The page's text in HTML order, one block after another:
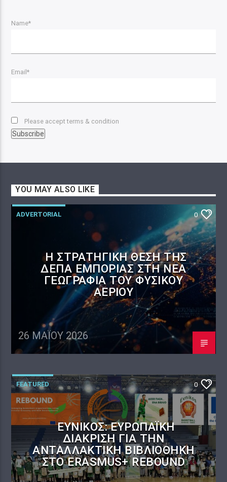
Name*
Email*
Please accept terms & condition
YOU MAY ALSO LIKE
ADVERTORIAL 0
Η ΣΤΡΑΤΗΓΙΚΉ ΘΈΣΗ ΤΗΣ
ΔΕΠΑ ΕΜΠΟΡΊΑΣ ΣΤΗ ΝΈΑ
ΓΕΩΓΡΑΦΊΑ ΤΟΥ ΦΥΣΙΚΟΎ
ΑΕΡΊΟΥ
26 ΜΑΪ́ΟΥ 2026
FEATURED 0
ΕΎΝΙΚΟΣ: ΕΥΡΩΠΑΪΚΉ
ΔΙΆΚΡΙΣΗ ΓΙΑ ΤΗΝ
ΑΝΤΑΛΛΑΚΤΙΚΉ ΒΙΒΛΙΟΘΉΚΗ
ΣΤΟ ERASMUS+ REBOUND